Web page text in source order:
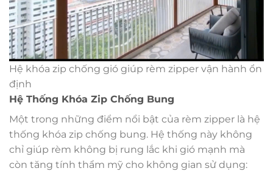
Hệ khóa zip chống gió giúp rèm zipper vận hành ổn
định
Hệ Thống Khóa Zip Chống Bung
Một trong những điểm nổi bật của rèm zipper là hệ
thống khóa zip chống bung. Hệ thống này không
chỉ giúp rèm không bị rung lắc khi gió mạnh mà
còn tăng tính thẩm mỹ cho không gian sử dụng: